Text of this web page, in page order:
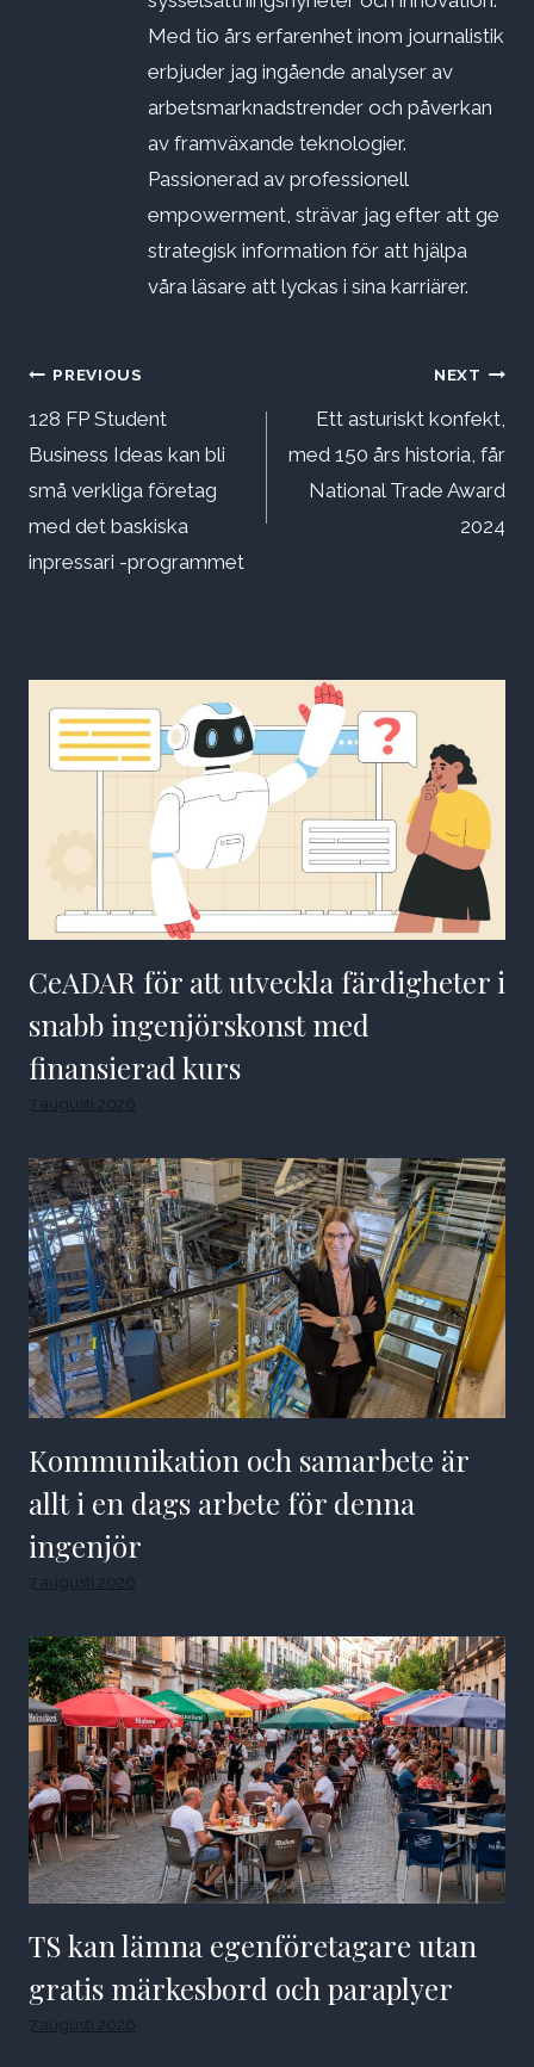
Med tio års erfarenhet inom journalistik
erbjuder jag ingående analyser av
arbetsmarknadstrender och påverkan
av framväxande teknologier.
Passionerad av professionell
empowerment, strävar jag efter att ge
strategisk information för att hjälpa
våra läsare att lyckas i sina karriärer.
Inläggsnavigering
PREVIOUS
128 FP Student
Business Ideas kan bli
små verkliga företag
med det baskiska
inpressari -programmet
NEXT
Ett asturiskt konfekt,
med 150 års historia, får
National Trade Award
2024
CeADAR för att utveckla färdigheter i
snabb ingenjörskonst med
finansierad kurs
7 augusti 2026
Kommunikation och samarbete är
allt i en dags arbete för denna
ingenjör
7 augusti 2026
TS kan lämna egenföretagare utan
gratis märkesbord och paraplyer
7 augusti 2026